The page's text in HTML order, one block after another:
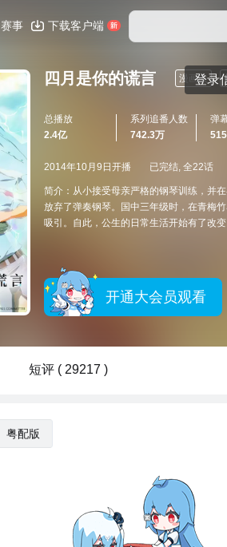
赛事 下载客户端
四月是你的谎言 漫画改
总播放
2.4亿
系列追番人数
742.3万
弹
2014年10月9日开播 已完结, 全22话
简介：从小接受母亲严格的钢琴训练，并
放弃了弹奏钢琴。国中三年级时，在青梅
吸引。自此，公生的日常生活开始有了改变
开通大会员观看
短评 ( 29217 )
粤配版
登录